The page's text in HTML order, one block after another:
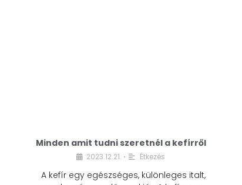
Minden amit tudni szeretnél a kefírről
2023.12.21. • Étkezés
A kefír egy egészséges, különleges italt,